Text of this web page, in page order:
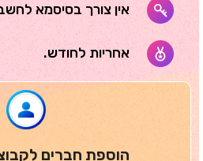
אין צורך בסיסמא
אחריות לחודש.
הוספת חברים